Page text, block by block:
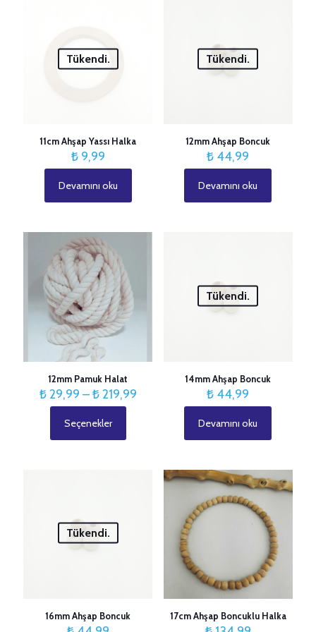
Tükendi.
11cm Ahşap Yassı Halka
₺9,99
Devamını oku
Tükendi.
12mm Ahşap Boncuk
₺ 44,99
Devamını oku
12mm Pamuk Halat
₺29,99 –₺219,99Fiyat
Seçenekler
ürünün
ürün
sayfasından
seçilebilir
Tükendi.
14mm Ahşap Boncuk
₺ 44,99
Devamını oku
Tükendi.
16mm Ahşap Boncuk 17cm Ahşap Boncuklu Halka